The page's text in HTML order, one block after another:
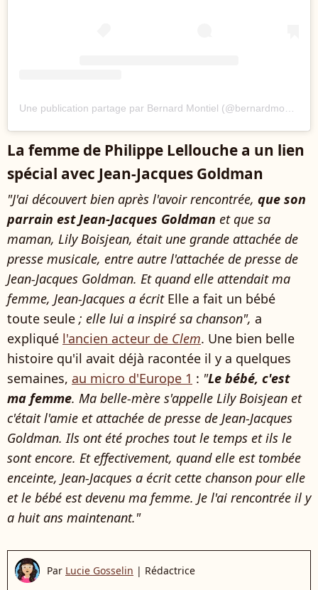
La femme de Philippe Lellouche a un lien
spécial avec Jean-Jacques Goldman
"J'ai découvert bien après l'avoir rencontrée, que son
parrain est Jean-Jacques Goldman et que sa
maman, Lily Boisjean, était une grande attachée de
presse musicale, entre autre l'attachée de presse de
Jean-Jacques Goldman. Et quand elle attendait ma
femme, Jean-Jacques a écrit Elle a fait un bébé
toute seule ; elle lui a inspiré sa chanson", a
expliqué l'ancien acteur de Clem. Une bien belle
histoire qu'il avait déjà racontée il y a quelques
semaines, au micro d'Europe 1 : "Le bébé, c'est
ma femme. Ma belle-mère s'appelle Lily Boisjean et
c'était l'amie et attachée de presse de Jean-Jacques
Goldman. Ils ont été proches tout le temps et ils le
sont encore. Et effectivement, quand elle est tombée
enceinte, Jean-Jacques a écrit cette chanson pour elle
et le bébé est devenu ma femme. Je l'ai rencontrée il y
a huit ans maintenant."
Par Lucie Gosselin | Rédactrice